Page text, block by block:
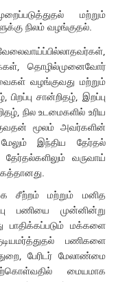
மற்றும்
நிலம் வழங்குதல்.
தொழில்முனைவோர்
வழங்குவது மற்றும்
சான்றிதழ், இறப்பு
நில உடமைகளில் உரிய
மூலம் அவர்களின்
மேலும் இந்திய தேர்தல்
வருவாய்
சீற்றம் மற்றும் மனித
பணியை முன்னின்று
மக்களை
பணிகளை
பேரிடர் மேலாண்மை
மையமாக